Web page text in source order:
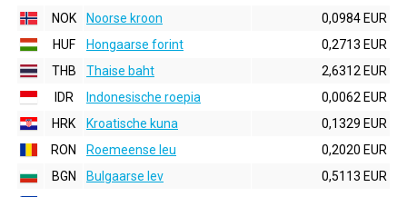
NOK
Noorse kroon
0,0984 EUR
HUF
Hongaarse forint
0,2713 EUR
THB
Thaise baht
2,6312 EUR
IDR
Indonesische roepia
0,0062 EUR
HRK
Kroatische kuna
0,1329 EUR
RON
Roemeense leu
0,2020 EUR
BGN
Bulgaarse lev
0,5113 EUR